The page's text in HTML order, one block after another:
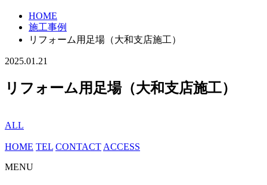
HOME
施工事例
リフォーム用足場（大和支店施工）
2025.01.21
リフォーム用足場（大和支店施工）
ALL
HOME TEL CONTACT ACCESS
MENU